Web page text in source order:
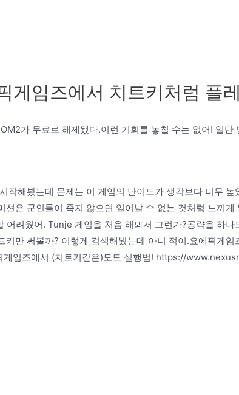
게임즈에서 치트키처럼 플
가 무료로 해제됐다.이런 기회를 놓칠 수는 없어! 일단
작해봤는데 문제는 이 게임의 난이도가 생각보다 너무
션은 군인들이 죽지 않으면 일어날 수 없는 것처럼 느끼
어려웠어. Tunje 게임을 처음 해봐서 그런가?공략을 하나
키만 써볼까? 이렇게 검색해봤는데 아니 적이.요에픽게임
게임즈에서 (치트키같은)모드 실행법! https://